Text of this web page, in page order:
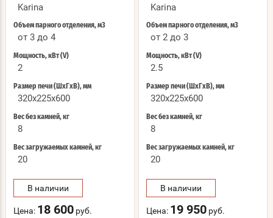
Karina
Объем парного отделения, м3
от 3 до 4
Мощность, кВт (V)
2
Размер печи (ШхГхВ), мм
320x225x600
Вес без камней, кг
8
Вес загружаемых камней, кг
20
В наличии
Цена: 18 600 руб.
Karina
Объем парного отделения, м3
от 2 до 3
Мощность, кВт (V)
2.5
Размер печи (ШхГхВ), мм
320x225x600
Вес без камней, кг
8
Вес загружаемых камней, кг
20
В наличии
Цена: 19 950 руб.